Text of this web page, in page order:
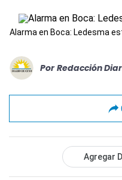
Alarma en Boca: Ledesma
Por Redacción
Agregar